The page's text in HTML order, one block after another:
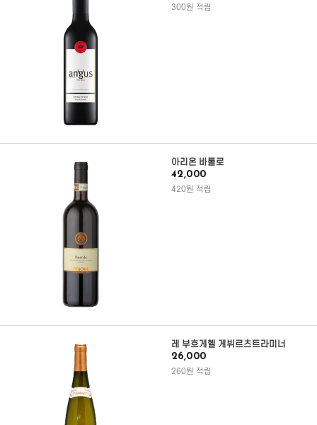
300원 적립
아리온 바롤로
42,000
420원 적립
레 부흐게헬 게뷔르츠트라미너
26,000
260원 적립